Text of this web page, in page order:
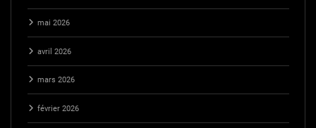
mai 2026
avril 2026
mars 2026
février 2026